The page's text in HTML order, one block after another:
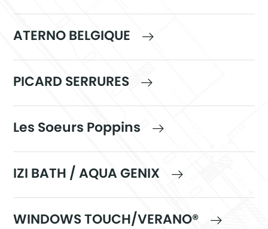
ATERNO BELGIQUE
PICARD SERRURES
Les Soeurs Poppins
IZI BATH / AQUA GENIX
WINDOWS TOUCH/VERANO®